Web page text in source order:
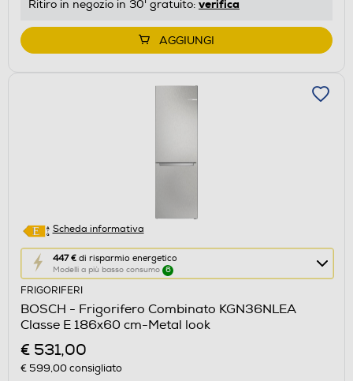
di
Youreko.
Ritiro in negozio in 30' gratuito: verifica
AGGIUNGI
Scheda informativa
447 € di risparmio energetico
Modelli a più basso consumo 6
Questa
azione
aprirà
il
Calcolatore
di
risparmio
FRIGORIFERI
BOSCH - Frigorifero Combinato KGN36NLEA
Classe E 186x60 cm-Metal look
€ 531,00
€ 599,00consigliato